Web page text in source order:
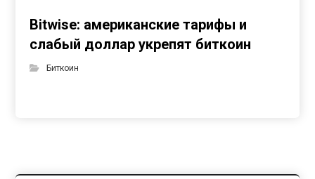
Bitwise: американские тарифы и
слабый доллар укрепят биткоин
Биткоин